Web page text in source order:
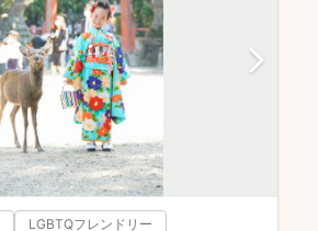
LGBTQフレンドリー